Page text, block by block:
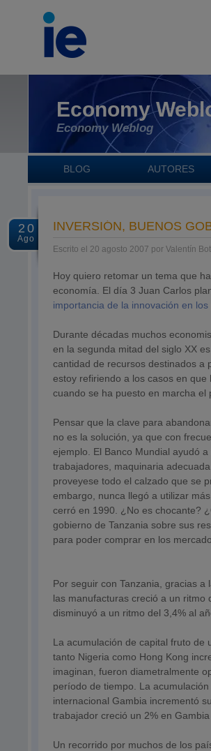
Economy
Economy Weblog
BLOG AUTORES
20
Ago
INVERSIÓN, BUENOS
Escrito el 20 agosto 2007 por Valentín
Hoy quiero retomar un tema que
economía. El día 3 Juan Carlos
importancia de la innovación en
Durante décadas muchos
en la segunda mitad del siglo XX
cantidad de recursos destinados a
estoy refiriendo a los casos en
cuando se ha puesto en marcha el
Pensar que la clave para
no es la solución, ya que con
ejemplo. El Banco Mundial ayudó
trabajadores, maquinaria
proveyese todo el calzado que se
embargo, nunca llegó a utilizar
cerró en 1990. ¿No es chocante?
gobierno de Tanzania sobre sus
para poder comprar en los
Por seguir con Tanzania, gracias
las manufacturas creció a un
disminuyó a un ritmo del 3,4% al
La acumulación de capital fruto de
tanto Nigeria como Hong Kong
imaginan, fueron diametralmente
período de tiempo. La
internacional Gambia incrementó
trabajador creció un 2% en
Un recorrido por muchos de los